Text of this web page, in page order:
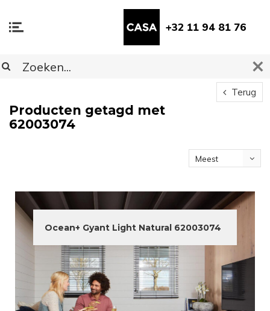
+32 11 94 81 76
Terug
Producten getagd met
62003074
Meest
Ocean+ Gyant Light Natural 62003074